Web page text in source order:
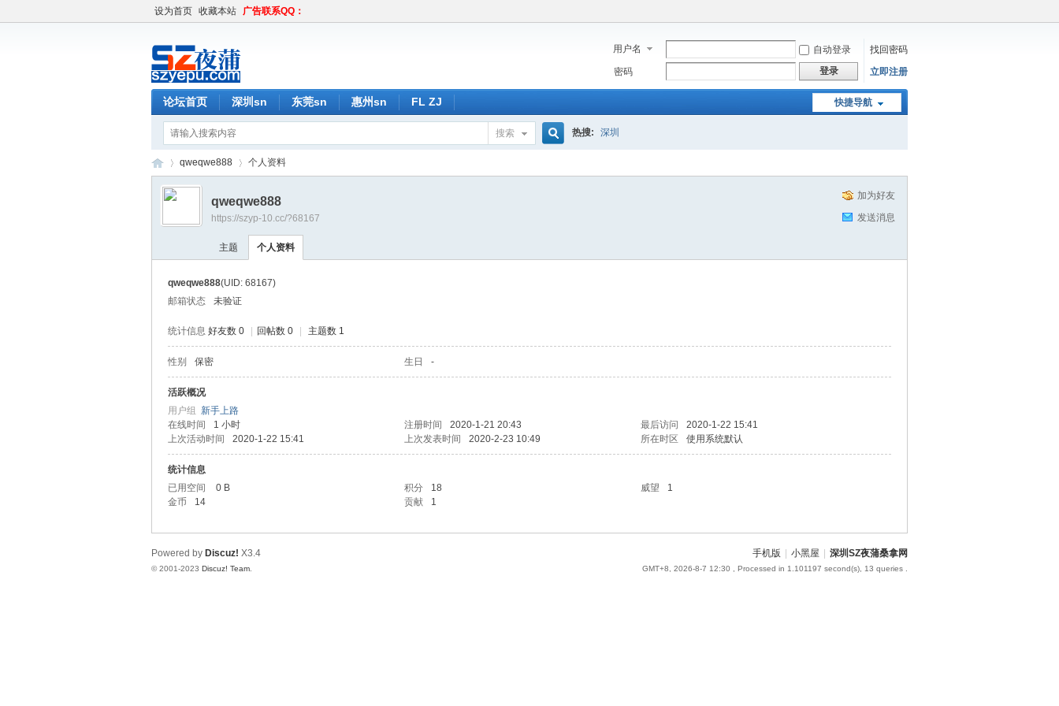
设为首页 收藏本站 广告联系QQ：
用户名 自动登录
找回密码
密码
登录 立即注册
快捷导航
论坛首页 深圳sn 东莞sn 惠州sn FL ZJ
搜索 热搜: 深圳
›
qweqwe888 个人资料
加为好友
发送消息
qweqwe888
https://szyp-10.cc/?68167
主题 个人资料
qweqwe888(UID: 68167)
邮箱状态
未验证
统计信息 好友数 0 回帖数 0 主题数 1
性别 保密 生日 -
活跃概况
用户组 新手上路
在线时间
1 小时 注册时间 2020-1-21 20:43 最后访问
2020-1-22 15:41
上次活动时间
2020-1-22 15:41 上次发表时间 2020-2-23 10:49 所在时区 使用系统默认
统计信息
已用空间
0 B 积分 18 威望
1
金币
14 贡献 1
手机版 小黑屋 深圳SZ夜蒲桑拿网
GMT+8, 2026-8-7 12:30 , Processed in 1.101197 second(s), 13 queries .
Powered by Discuz! X3.4
© 2001-2023 Discuz! Team